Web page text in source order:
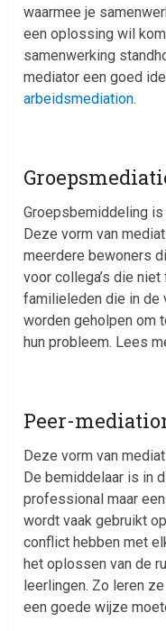
waarmee je
een oplossing wil
samenwerking
mediator een goed
arbeidsmediation.
Groepsbemiddeling
Deze vorm van
meerdere bewoners
voor collega’s die
familieleden die in de
worden geholpen om
hun probleem. Lees
Peer-
Deze vorm van
De bemiddelaar is in
professional maar
wordt vaak gebruikt
conflict hebben met
het oplossen van de
leerlingen. Zo leren
een goede wijze